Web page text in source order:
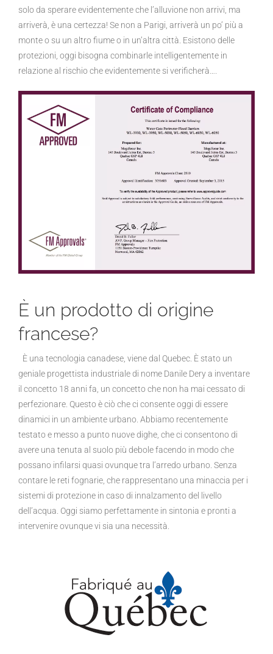
solo da sperare evidentemente che l’alluvione non arrivi, ma
arriverà, è una certezza! Se non a Parigi, arriverà un po’ più a
monte o su un altro fiume o in un’altra città. Esistono delle
protezioni, oggi bisogna combinarle intelligentemente in
relazione al rischio che evidentemente si verificherà….
È un prodotto di origine
francese?
È una tecnologia canadese, viene dal Quebec. È stato un
geniale progettista industriale di nome Danile Dery a inventare
il concetto 18 anni fa, un concetto che non ha mai cessato di
perfezionare. Questo è ciò che ci consente oggi di essere
dinamici in un ambiente urbano. Abbiamo recentemente
testato e messo a punto nuove dighe, che ci consentono di
avere una tenuta al suolo più debole facendo in modo che
possano infilarsi quasi ovunque tra l’arredo urbano. Senza
contare le reti fognarie, che rappresentano una minaccia per i
sistemi di protezione in caso di innalzamento del livello
dell’acqua. Oggi siamo perfettamente in sintonia e pronti a
intervenire ovunque vi sia una necessità.